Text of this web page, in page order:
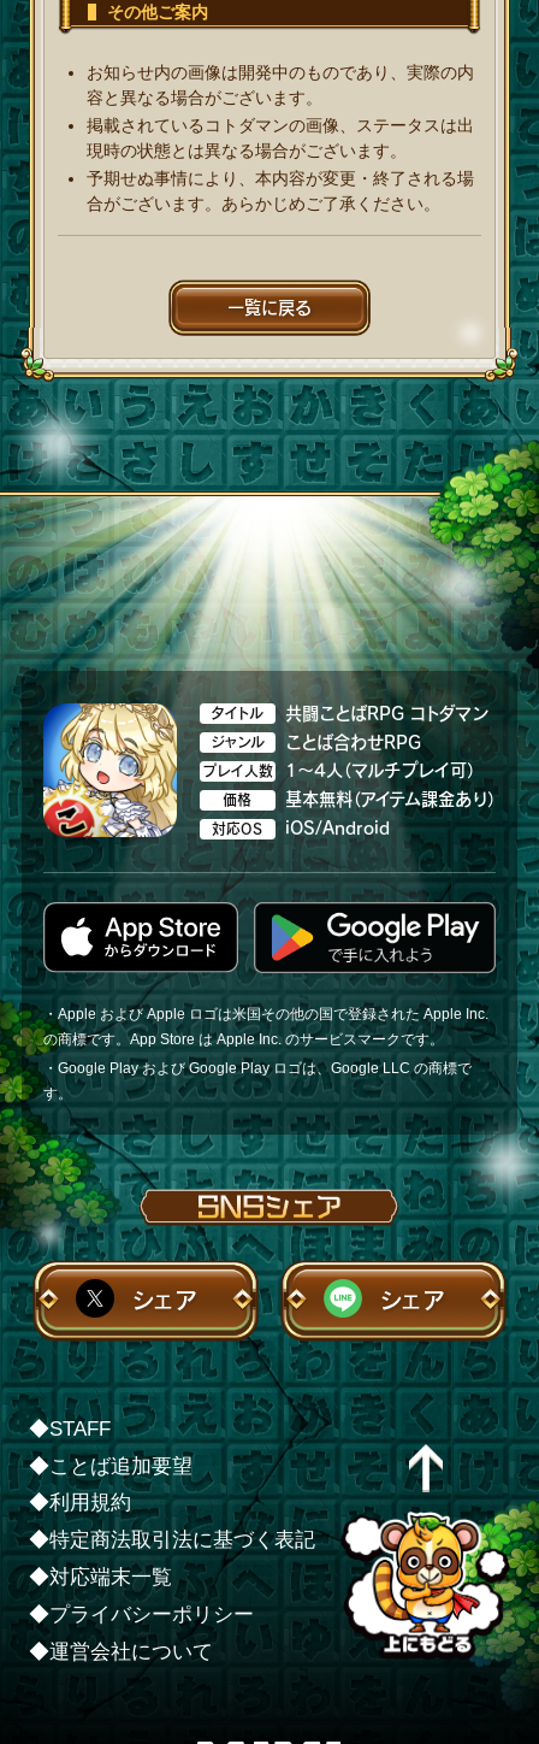
その他ご案内
お知らせ内の画像は開発中のものであり、実際の内
容と異なる場合がございます。
掲載されているコトダマンの画像、ステータスは出
現時の状態とは異なる場合がございます。
予期せぬ事情により、本内容が変更・終了される場
合がございます。あらかじめご了承ください。
一覧に戻る
タイトル 共闘ことばRPG コトダマン
ジャンル ことば合わせRPG
プレイ人数 1～4人（マルチプレイ可）
価格 基本無料（アイテム課金あり）
対応OS iOS/Android
・Apple および Apple ロゴは米国その他の国で登録された Apple Inc.
の商標です。App Store は Apple Inc. のサービスマークです。
・Google Play および Google Play ロゴは、Google LLC の商標で
す。
シェア シェア
◆STAFF
◆ことば追加要望
◆利用規約
◆特定商法取引法に基づく表記
◆対応端末一覧
◆プライバシーポリシー
◆運営会社について